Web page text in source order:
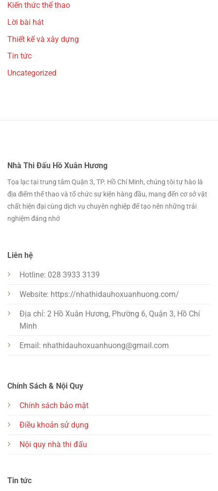
Kiến thức thể thao
Lời bài hát
Thiết kế và xây dựng
Tin tức
Uncategorized
Nhà Thi Đấu Hồ Xuân Hương
Tọa lạc tại trung tâm Quận 3, TP. Hồ Chí Minh, chúng tôi tự hào là
địa điểm thể thao và tổ chức sự kiện hàng đầu, mang đến cơ sở vật
chất hiện đại cùng dịch vụ chuyên nghiệp để tạo nên những trải
nghiệm đáng nhớ
Chính Sách & Nội Quy
Chính sách bảo mật
Điều khoản sử dụng
Nội quy nhà thi đấu
Tin tức
Liên hệ
Hotline: 028 3933 3139
Website: https://nhathidauhoxuanhuong.com/
Địa chỉ: 2 Hồ Xuân Hương, Phường 6, Quận 3, Hồ Chí
Minh
Email: nhathidauhoxuanhuong@gmail.com